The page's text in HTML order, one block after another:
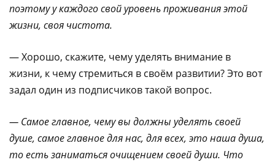
поэтому у каждого свой уровень проживания этой
жизни, своя чистота.
— Хорошо, скажите, чему уделять внимание в
жизни, к чему стремиться в своём развитии? Это вот
задал один из подписчиков такой вопрос.
— Самое главное, чему вы должны уделять своей
душе, самое главное для нас, для всех, это наша душа,
то есть заниматься очищением своей души. Что